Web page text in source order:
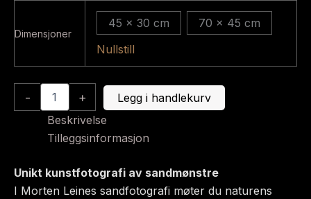
675
til
Dimensjoner
45 x 30 cm
70 x 45 cm
Nullstill
-
1051
+
Legg i handlekurv
Beskrivelse
Tilleggsinformasjon
Unikt kunstfotografi av sandmønstre
I Morten Leines sandfotografi møter du naturens